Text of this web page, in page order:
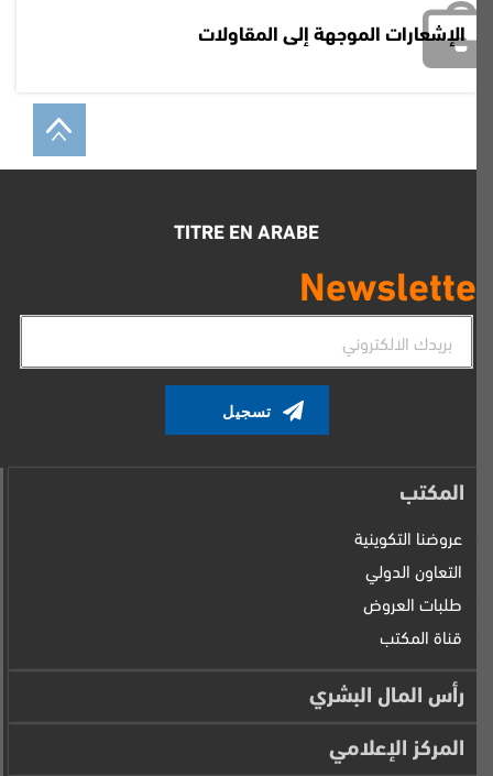
الإشعارات الموجهة إلى المقاولات
TITRE EN ARABE
الإلكتروني
المكتب
عروضنا التكوينية
التعاون الدولي
طلبات العروض
قناة المكتب
رأس المال البشري
المركز الإعلامي